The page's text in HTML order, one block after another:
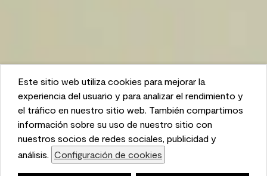
This website uses cookies to enhance user experience
and to analyze performance and traffic on our website.
We also share information about your use of our site
with our social media, advertising, and analytics
partners. Cookie Settings
Este sitio web utiliza cookies para mejorar la
experiencia del usuario y para analizar el rendimiento y
el tráfico en nuestro sitio web. También compartimos
información sobre su uso de nuestro sitio con
nuestros socios de redes sociales, publicidad y
análisis. Configuración de cookies